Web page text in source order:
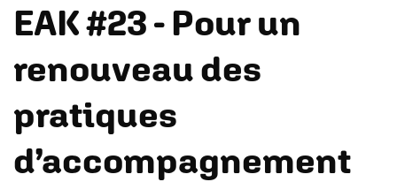
EAK #23 - Pour un
renouveau des
pratiques
d’accompagnement